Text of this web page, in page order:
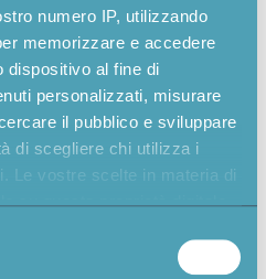
numero IP, utilizzando
memorizzare e accedere
dispositivo al fine di
personalizzati, misurare
il pubblico e sviluppare
di scegliere chi utilizza i
Le vostre scelte in materia di
su questa proprietà digitale
consenso in qualsiasi
loro uno sprono a
non diventano realtà,
laddove si vedono solo
volte se necessario –
davvero, e a restare anche
creativi, per distinguersi,